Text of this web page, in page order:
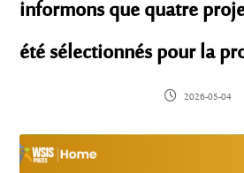
informons que quatre
été sélectionnés pour la
2026-05-04